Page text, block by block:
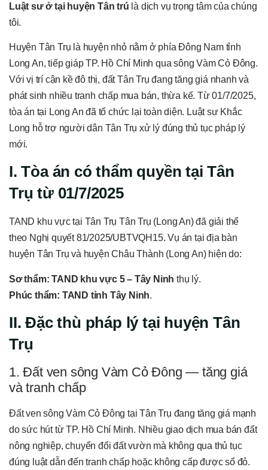
Luật sư ở tại huyện Tân trú là dịch vụ trọng tâm của chúng
tôi.
Huyện Tân Trụ là huyện nhỏ nằm ở phía Đông Nam tỉnh
Long An, tiếp giáp TP. Hồ Chí Minh qua sông Vàm Cỏ Đông.
Với vị trí cận kề đô thị, đất Tân Trụ đang tăng giá nhanh và
phát sinh nhiều tranh chấp mua bán, thừa kế. Từ 01/7/2025,
tòa án tại Long An đã tổ chức lại toàn diện. Luật sư Khắc
Long hỗ trợ người dân Tân Trụ xử lý đúng thủ tục pháp lý
mới.
I. Tòa án có thẩm quyền tại Tân
Trụ từ 01/7/2025
TAND khu vực tại Tân Trụ Tân Trụ (Long An) đã giải thể
theo Nghị quyết 81/2025/UBTVQH15. Vụ án tại địa bàn
huyện Tân Trụ và huyện Châu Thành (Long An) hiện do:
Sơ thẩm: TAND khu vực 5 – Tây Ninh thụ lý.
Phúc thẩm: TAND tỉnh Tây Ninh.
II. Đặc thù pháp lý tại huyện Tân
Trụ
1. Đất ven sông Vàm Cỏ Đông — tăng giá
và tranh chấp
Đất ven sông Vàm Cỏ Đông tại Tân Trụ đang tăng giá mạnh
do sức hút từ TP. Hồ Chí Minh. Nhiều giao dịch mua bán đất
nông nghiệp, chuyển đổi đất vườn mà không qua thủ tục
đúng luật dẫn đến tranh chấp hoặc không cấp được sổ đỏ.